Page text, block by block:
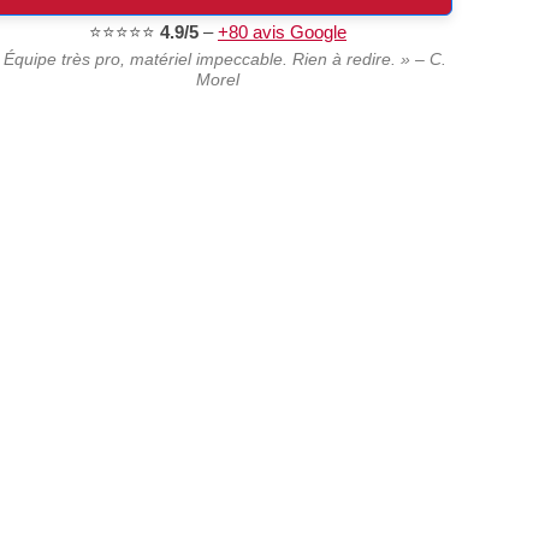
⭐⭐⭐⭐⭐ 4.9/5 –+80 avis Google
Équipe très pro, matériel impeccable. Rien à redire. » – C.
Morel